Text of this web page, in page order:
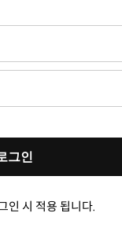
그인
인 시 적용 됩니다.